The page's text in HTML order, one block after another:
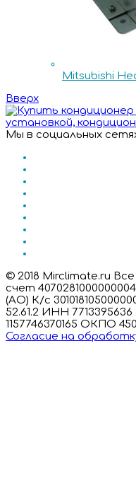
Mitsubishi
Вверх
Мы в социальных
© 2018 Mirclimate.ru
счет
(АО) К/с
52.61.2 ИНН
1157746370165 ОКПО
Согласие на